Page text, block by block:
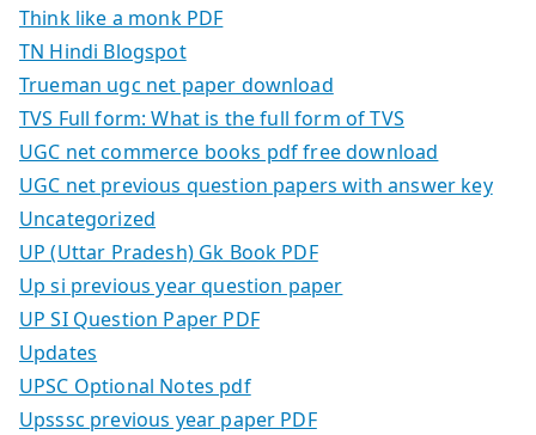
Think like a monk PDF
TN Hindi Blogspot
Trueman ugc net paper download
TVS Full form: What is the full form of TVS
UGC net commerce books pdf free download
UGC net previous question papers with answer key
Uncategorized
UP (Uttar Pradesh) Gk Book PDF
Up si previous year question paper
UP SI Question Paper PDF
Updates
UPSC Optional Notes pdf
Upsssc previous year paper PDF